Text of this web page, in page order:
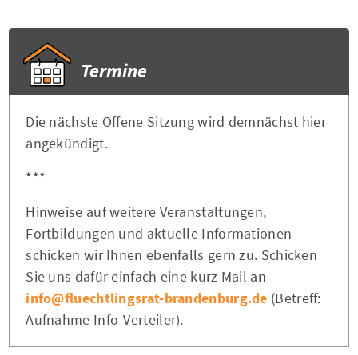
Termine
Die nächste Offene Sitzung wird demnächst hier
angekündigt.
***
Hinweise auf weitere Veranstaltungen,
Fortbildungen und aktuelle Informationen
schicken wir Ihnen ebenfalls gern zu. Schicken
Sie uns dafür einfach eine kurz Mail an
info@fluechtlingsrat-brandenburg.de (Betreff:
Aufnahme Info-Verteiler).